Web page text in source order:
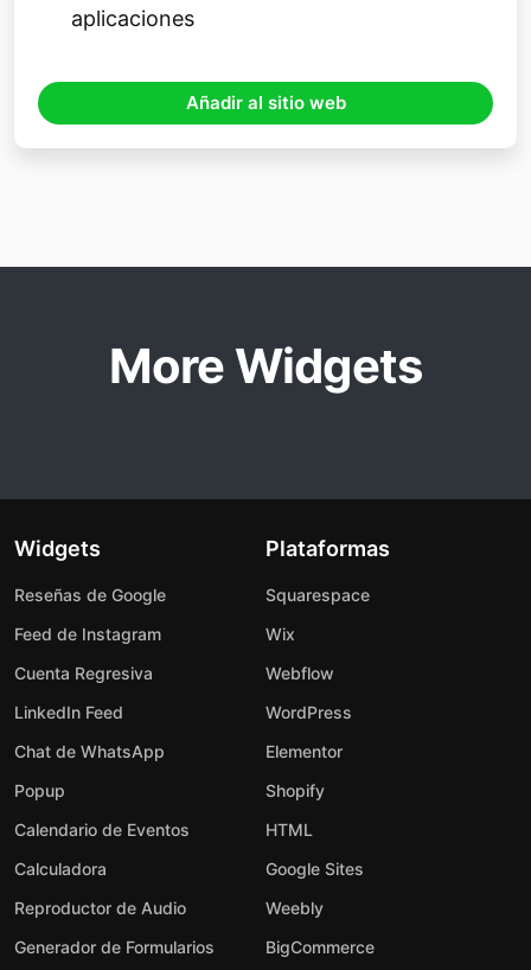
aplicaciones
Añadir al sitio web
More Widgets
Widgets
Reseñas de Google
Feed de Instagram
Cuenta Regresiva
LinkedIn Feed
Chat de WhatsApp
Popup
Calendario de Eventos
Calculadora
Reproductor de Audio
Generador de Formularios
Plataformas
Squarespace
Wix
Webflow
WordPress
Elementor
Shopify
HTML
Google Sites
Weebly
BigCommerce